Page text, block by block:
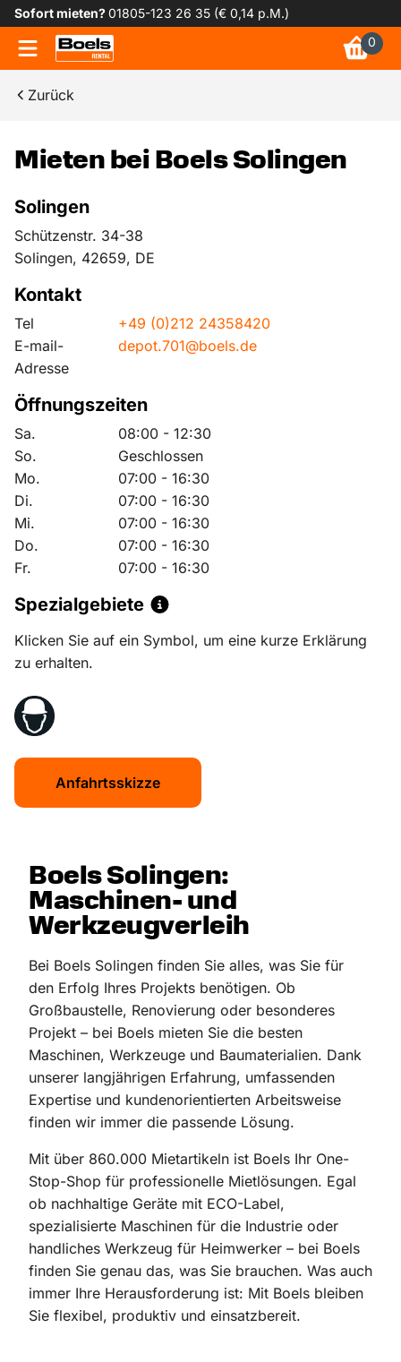
Sofort mieten?01805-123 26 35 (€ 0,14 p.M.)
0
Zurück
Mieten bei Boels Solingen
Solingen
Schützenstr. 34-38
Solingen, 42659, DE
Kontakt
Tel
+49 (0)212 24358420
E-mail-
Adresse
depot.701@boels.de
Öffnungszeiten
Sa.
08:00 - 12:30
So.
Geschlossen
Mo.
07:00 - 16:30
Di.
07:00 - 16:30
Mi.
07:00 - 16:30
Do.
07:00 - 16:30
Fr.
07:00 - 16:30
Spezialgebiete
Klicken Sie auf ein Symbol, um eine kurze Erklärung
zu erhalten.
Anfahrtsskizze
Boels Solingen:
Maschinen- und
Werkzeugverleih
Bei Boels Solingen finden Sie alles, was Sie für
den Erfolg Ihres Projekts benötigen. Ob
Großbaustelle, Renovierung oder besonderes
Projekt – bei Boels mieten Sie die besten
Maschinen, Werkzeuge und Baumaterialien. Dank
unserer langjährigen Erfahrung, umfassenden
Expertise und kundenorientierten Arbeitsweise
finden wir immer die passende Lösung.
Mit über 860.000 Mietartikeln ist Boels Ihr One-
Stop-Shop für professionelle Mietlösungen. Egal
ob nachhaltige Geräte mit ECO-Label,
spezialisierte Maschinen für die Industrie oder
handliches Werkzeug für Heimwerker – bei Boels
finden Sie genau das, was Sie brauchen. Was auch
immer Ihre Herausforderung ist: Mit Boels bleiben
Sie flexibel, produktiv und einsatzbereit.